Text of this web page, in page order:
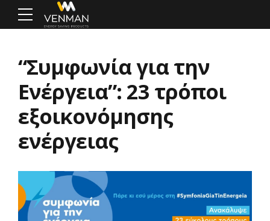
“Συμφωνία για την
Ενέργεια”: 23 τρόποι
εξοικονόμησης
ενέργειας